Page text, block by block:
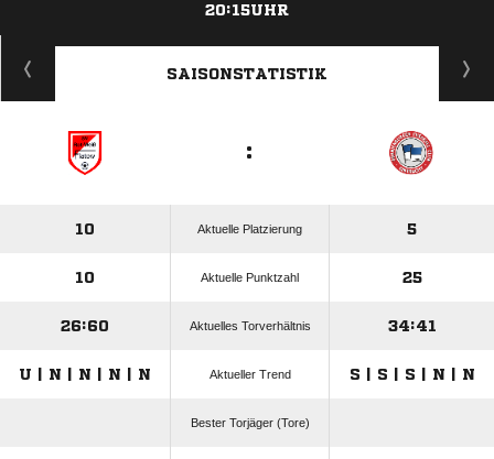
20:15UHR
ANZEIGE
SAISONSTATISTIK
:
10 Aktuelle Platzierung 5
10 Aktuelle Punktzahl 25
26:60 Aktuelles Torverhältnis 34:41
U | N | N | N | N Aktueller Trend S | S | S | N | N
Bester Torjäger (Tore)